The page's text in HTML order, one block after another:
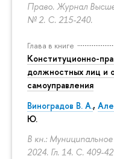
Право. Журнал
№ 2. С. 215-240.
Глава в книге
Конституционно-
должностных лиц и
самоуправления
Виноградов В. А.,
Ю.
В кн.:
2024. Гл. 14. С. 409-